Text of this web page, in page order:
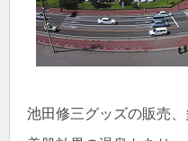
池田修三グッズの販売、